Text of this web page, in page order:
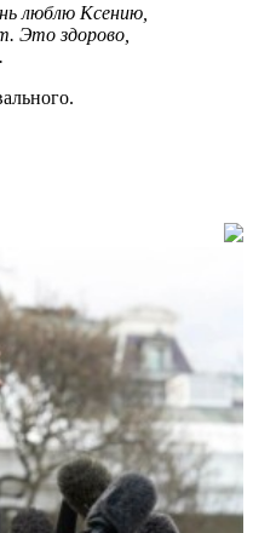
люблю Ксению,
Это здорово,